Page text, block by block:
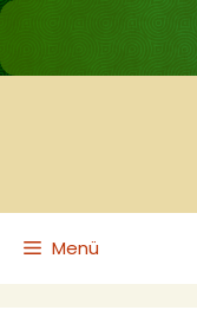
Kilépés
tartalomba
Menü